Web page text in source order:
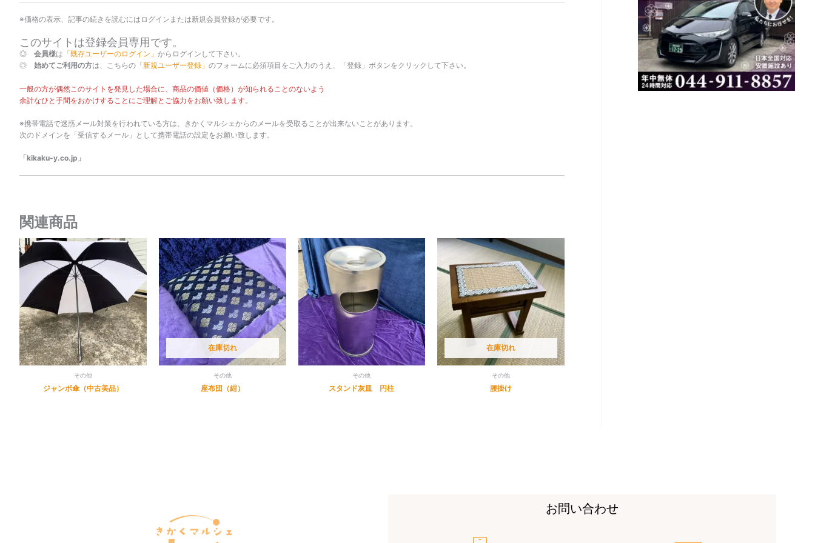
※価格の表示、記事の続きを読むにはログインまたは新規会員登録が必要です。
このサイトは登録会員専用です。
◎ 会員様は 「既存ユーザーのログイン」 からログインして下さい。
◎ 始めてご利用の方は、こちらの 「新規ユーザー登録」 のフォームに必須項目をご入力のうえ、「登録」ボタンをクリックして下さい。
一般の方が偶然このサイトを発見した場合に、商品の価値（価格）が知られることのないよう
余計なひと手間をおかけすることにご理解とご協力をお願い致します。
※携帯電話で迷惑メール対策を行われている方は、きかくマルシェからのメールを受取ることが出来ないことがあります。
次のドメインを「受信するメール」として携帯電話の設定をお願い致します。
「kikaku-y.co.jp」
関連商品
その他
ジャンボ傘（中古美品）
在庫切れ
その他
座布団（紺）
その他
スタンド灰皿 円柱
在庫切れ
その他
腰掛け
お問い合わせ